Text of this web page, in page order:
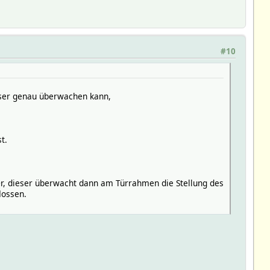
#10
genau überwachen kann,
dieser überwacht dann am Türrahmen die Stellung des